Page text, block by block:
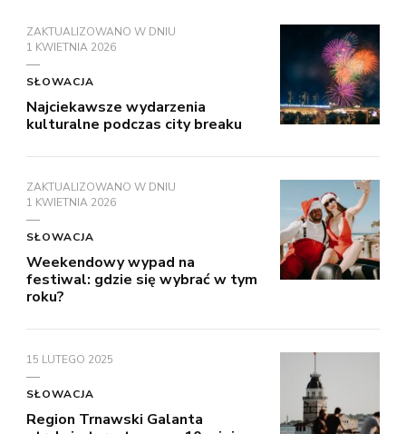
ZAKTUALIZOWANO W DNIU
1 KWIETNIA 2026
SŁOWACJA
Najciekawsze wydarzenia
kulturalne podczas city breaku
ZAKTUALIZOWANO W DNIU
1 KWIETNIA 2026
SŁOWACJA
Weekendowy wypad na
festiwal: gdzie się wybrać w tym
roku?
15 LUTEGO 2025
SŁOWACJA
Region Trnawski Galanta